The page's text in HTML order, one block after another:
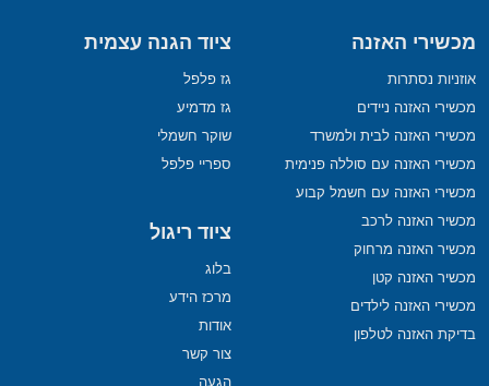
מכשירי האזנה
אוזניות נסתרות
מכשירי האזנה ניידים
מכשירי האזנה לבית ולמשרד
מכשירי האזנה עם סוללה פנימית
מכשירי האזנה עם חשמל קבוע
מכשיר האזנה לרכב
מכשיר האזנה מרחוק
מכשיר האזנה קטן
מכשירי האזנה לילדים
בדיקת האזנה לטלפון
ציוד הגנה עצמית
גז פלפל
גז מדמיע
שוקר חשמלי
ספריי פלפל
ציוד ריגול
בלוג
מרכז הידע
אודות
צור קשר
הגעה